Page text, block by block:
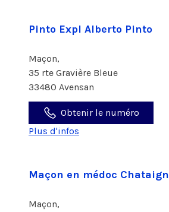
Pinto Expl Alberto Pinto
Maçon,
35 rte Gravière Bleue
33480 Avensan
Obtenir le numéro
Plus d'infos
Maçon en médoc
Maçon,